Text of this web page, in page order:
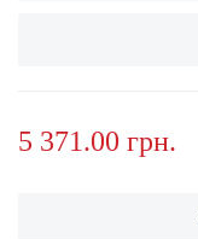
5 371.00 грн.